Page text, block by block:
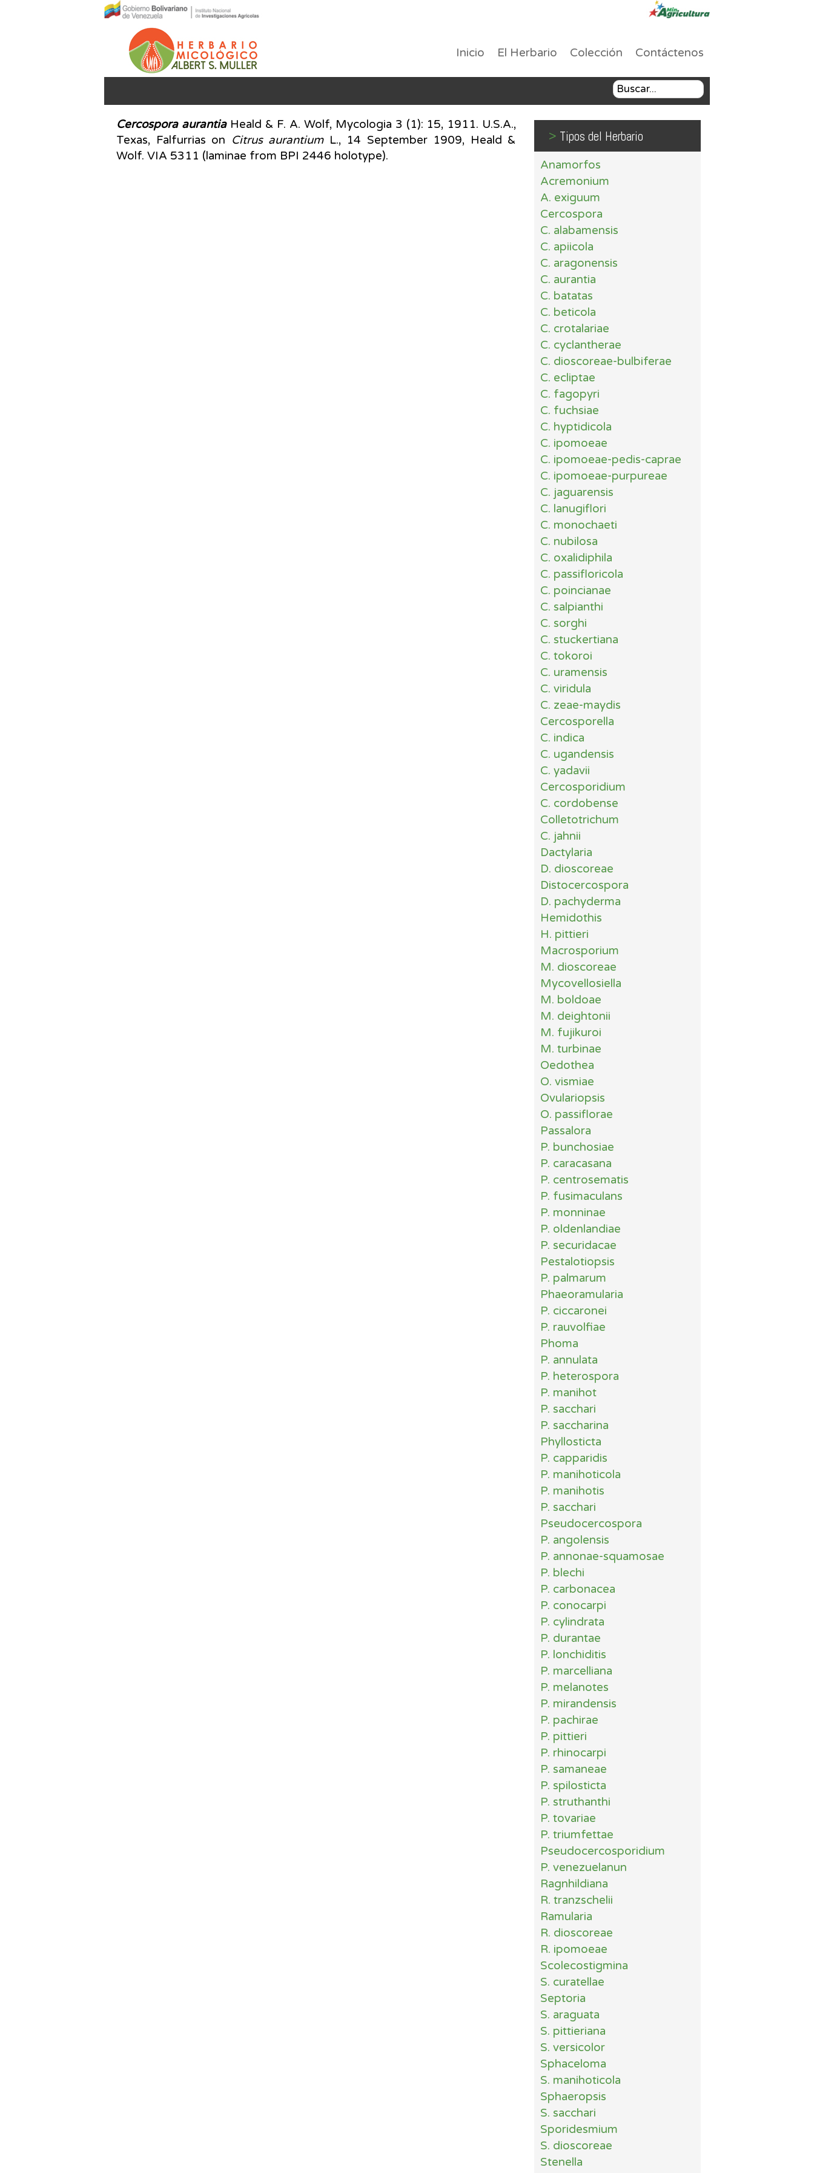
Inicio El Herbario Colección Contáctenos
Cercospora aurantiaHeald & F. A. Wolf, Mycologia 3 (1): 15, 1911. U.S.A.,
Texas, Falfurrias on Citrus aurantiumL., 14 September 1909, Heald &
Wolf. VIA 5311 (laminae from BPI 2446 holotype).
> Tipos del Herbario
Anamorfos
Acremonium
A. exiguum
Cercospora
C. alabamensis
C. apiicola
C. aragonensis
C. aurantia
C. batatas
C. beticola
C. crotalariae
C. cyclantherae
C. dioscoreae-bulbiferae
C. ecliptae
C. fagopyri
C. fuchsiae
C. hyptidicola
C. ipomoeae
C. ipomoeae-pedis-caprae
C. ipomoeae-purpureae
C. jaguarensis
C. lanugiflori
C. monochaeti
C. nubilosa
C. oxalidiphila
C. passifloricola
C. poincianae
C. salpianthi
C. sorghi
C. stuckertiana
C. tokoroi
C. uramensis
C. viridula
C. zeae-maydis
Cercosporella
C. indica
C. ugandensis
C. yadavii
Cercosporidium
C. cordobense
Colletotrichum
C. jahnii
Dactylaria
D. dioscoreae
Distocercospora
D. pachyderma
Hemidothis
H. pittieri
Macrosporium
M. dioscoreae
Mycovellosiella
M. boldoae
M. deightonii
M. fujikuroi
M. turbinae
Oedothea
O. vismiae
Ovulariopsis
O. passiflorae
Passalora
P. bunchosiae
P. caracasana
P. centrosematis
P. fusimaculans
P. monninae
P. oldenlandiae
P. securidacae
Pestalotiopsis
P. palmarum
Phaeoramularia
P. ciccaronei
P. rauvolfiae
Phoma
P. annulata
P. heterospora
P. manihot
P. sacchari
P. saccharina
Phyllosticta
P. capparidis
P. manihoticola
P. manihotis
P. sacchari
Pseudocercospora
P. angolensis
P. annonae-squamosae
P. blechi
P. carbonacea
P. conocarpi
P. cylindrata
P. durantae
P. lonchiditis
P. marcelliana
P. melanotes
P. mirandensis
P. pachirae
P. pittieri
P. rhinocarpi
P. samaneae
P. spilosticta
P. struthanthi
P. tovariae
P. triumfettae
Pseudocercosporidium
P. venezuelanun
Ragnhildiana
R. tranzschelii
Ramularia
R. dioscoreae
R. ipomoeae
Scolecostigmina
S. curatellae
Septoria
S. araguata
S. pittieriana
S. versicolor
Sphaceloma
S. manihoticola
Sphaeropsis
S. sacchari
Sporidesmium
S. dioscoreae
Stenella